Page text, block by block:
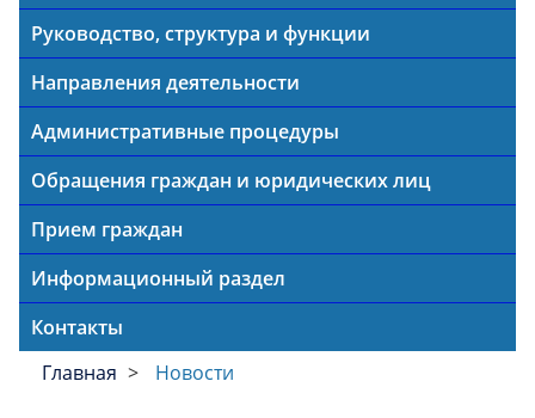
Руководство, структура и функции
Направления деятельности
Административные процедуры
Обращения граждан и юридических лиц
Прием граждан
Информационный раздел
Контакты
Главная
Новости